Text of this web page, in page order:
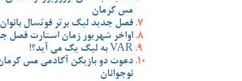
مس کرمان
فصل جدید لیگ برتر فوتسال بانوان
اواخر شهریور زمان استارت
VAR به لیگ یک می آید؟!
دعوت دو بازیکن آکادمی مس
نوجوانان